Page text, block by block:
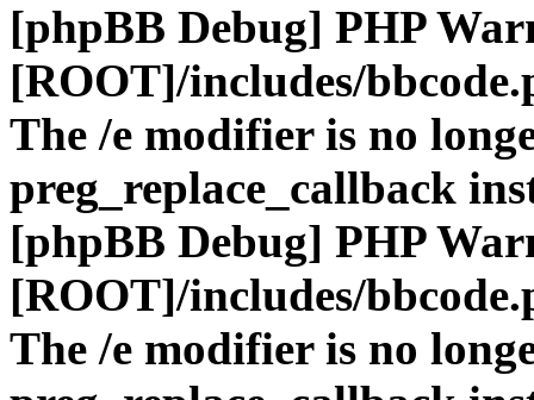
[phpBB Debug] PHP
[ROOT]/includes/
The /e modifier is no
preg_replace_callback
[phpBB Debug] PHP
[ROOT]/includes/
The /e modifier is no